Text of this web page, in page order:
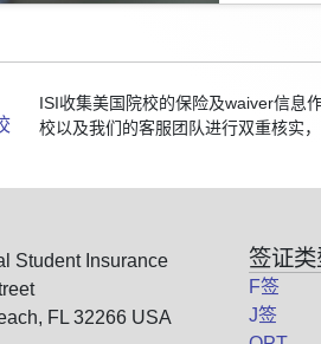
ISI收集美国院校的保险及waiver信息
校以及我们的客服团队进行双重核实
Student Insurance
FL 32266 USA
签证
F签
J签